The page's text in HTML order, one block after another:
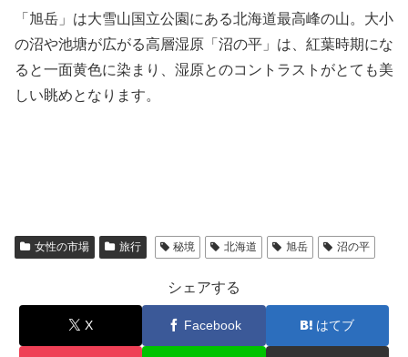
「旭岳」は大雪山国立公園にある北海道最高峰の山。大小
の沼や池塘が広がる高層湿原「沼の平」は、紅葉時期にな
ると一面黄色に染まり、湿原とのコントラストがとても美
しい眺めとなります。
女性の市場 旅行 秘境 北海道 旭岳 沼の平
シェアする
X Facebook はてブ